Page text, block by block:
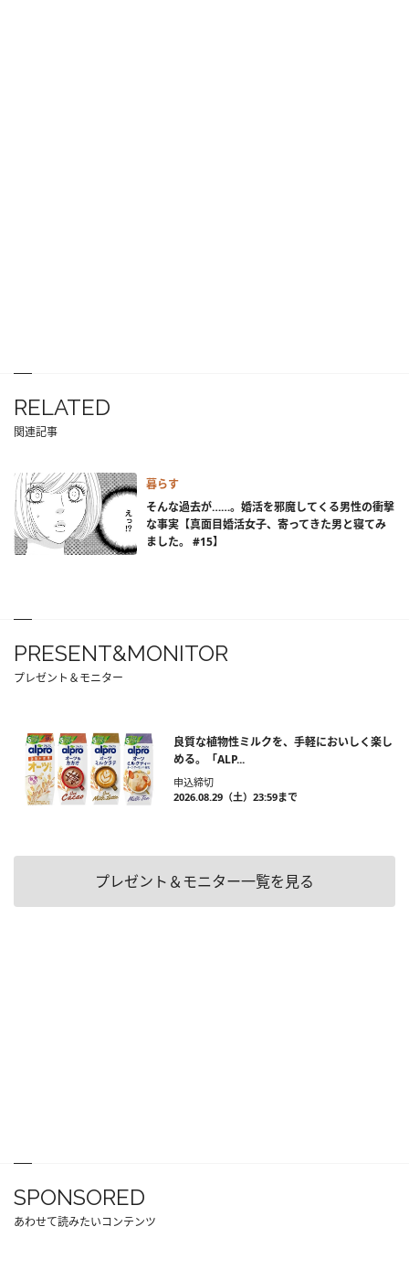
RELATED
関連記事
暮らす
そんな過去が……。婚活を邪魔してくる男性の衝撃
な事実【真面目婚活女子、寄ってきた男と寝てみ
ました。 #15】
PRESENT&MONITOR
プレゼント＆モニター
良質な植物性ミルクを、手軽においしく楽し
める。「ALP...
申込締切
2026.08.29（土）23:59まで
プレゼント＆モニター一覧を見る
SPONSORED
あわせて読みたいコンテンツ